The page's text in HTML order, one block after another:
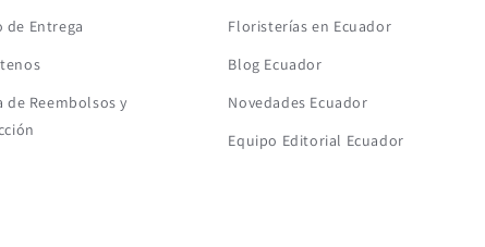
de Entrega
de Reembolsos y
Floristerías en Ecuador
Blog Ecuador
Novedades Ecuador
Equipo Editorial Ecuador